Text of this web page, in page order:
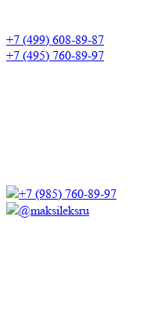
+7 (499) 608-89-87
+7 (495) 760-89-97
+7 (985) 760-89-97
@maksileksru